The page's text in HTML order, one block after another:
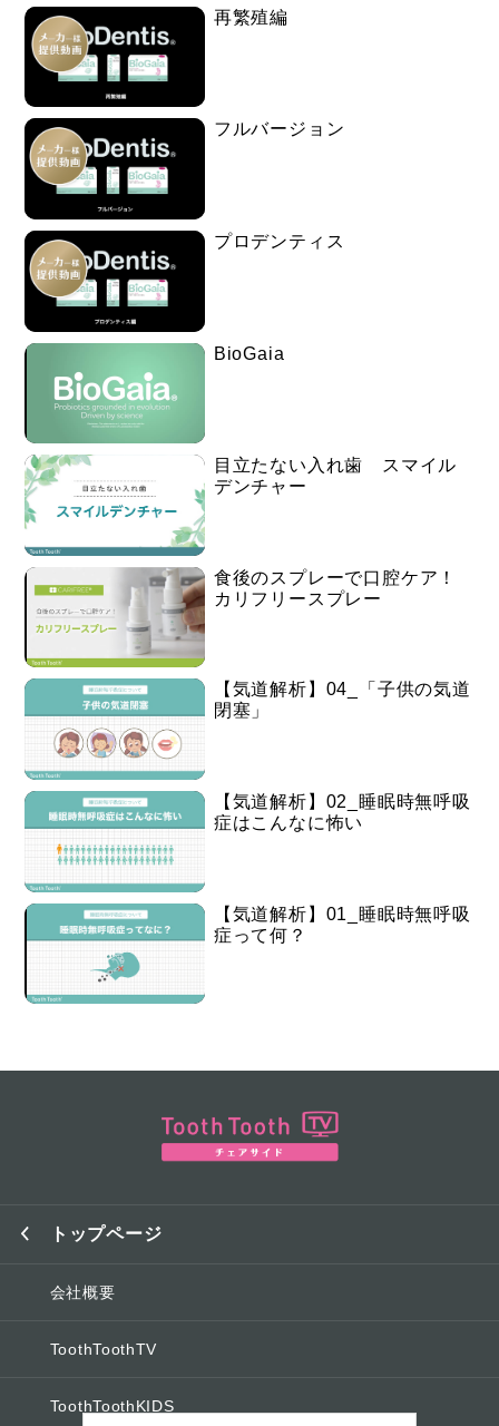
②当院から連携先の医科へ紹介状をお出しすることも可
能
なお、こちらの動画はデンツプライシロナの製品を導入
されている医院様のみ放映できる動画でございます。
院内掲示パネルでも患者さんに詳しく説明できます！！
詳細は下記リンクより↓
https://toothtooth-shop.com/category/panel-sirona/
再繁殖編
フルバージョン
プロデンティス
BioGaia
目立たない入れ歯 スマイル
デンチャー
食後のスプレーで口腔ケア！
カリフリースプレー
【気道解析】04_「子供の気道
閉塞」
【気道解析】02_睡眠時無呼吸
症はこんなに怖い
【気道解析】01_睡眠時無呼吸
症って何？
トップページ
会社概要
ToothToothTV
ToothToothKIDS